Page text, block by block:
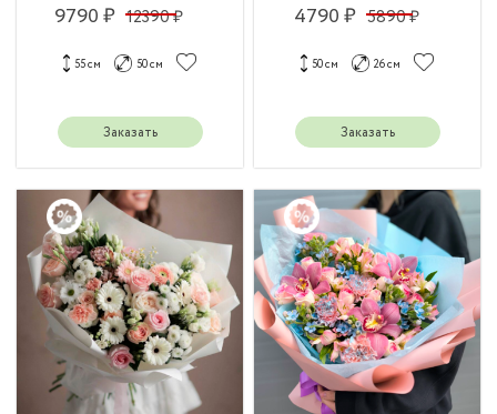
9790 ₽ 12390 ₽
55 см 50 см
Заказать
4790 ₽ 5890 ₽
50 см 26 см
Заказать